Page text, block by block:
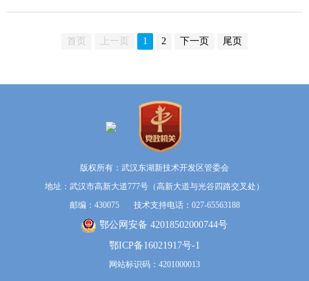
首页 上一页 1 2 下一页 尾页
版权所有：武汉东湖新技术开发区管委会
地址：武汉市高新大道777号（高新大道与光谷四路交叉处）
邮编：430075 技术支持电话：027-65563188
鄂公网安备 42018502000744号
鄂ICP备16021917号-1
网站标识码：4201000013